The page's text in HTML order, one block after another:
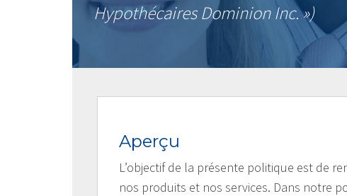
Hypothécaires Dominion Inc. »)
Aperçu
L’objectif de la présente politique est de
nos produits et nos services. Dans notre